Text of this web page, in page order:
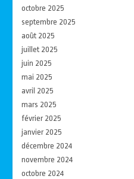
octobre 2025
septembre 2025
août 2025
juillet 2025
juin 2025
mai 2025
avril 2025
mars 2025
février 2025
janvier 2025
décembre 2024
novembre 2024
octobre 2024